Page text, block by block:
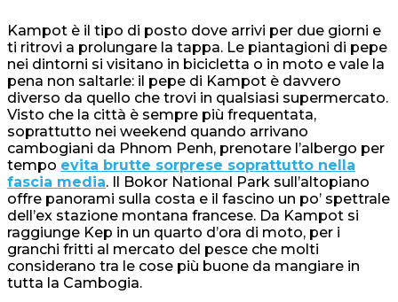
Kampot è il tipo di posto dove arrivi per due giorni e
ti ritrovi a prolungare la tappa. Le piantagioni di pepe
nei dintorni si visitano in bicicletta o in moto e vale la
pena non saltarle: il pepe di Kampot è davvero
diverso da quello che trovi in qualsiasi supermercato.
Visto che la città è sempre più frequentata,
soprattutto nei weekend quando arrivano
cambogiani da Phnom Penh, prenotare l’albergo per
tempo evita brutte sorprese soprattutto nella
fascia media. Il Bokor National Park sull’altopiano
offre panorami sulla costa e il fascino un po’ spettrale
dell’ex stazione montana francese. Da Kampot si
raggiunge Kep in un quarto d’ora di moto, per i
granchi fritti al mercato del pesce che molti
considerano tra le cose più buone da mangiare in
tutta la Cambogia.